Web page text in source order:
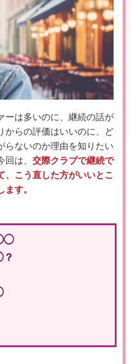
ーは多いのに、継続の話が
からの評価はいいのに、ど
らないのか理由を知りたい
回は、交際クラブで継続で
、こう直した方がいいとこ
す。